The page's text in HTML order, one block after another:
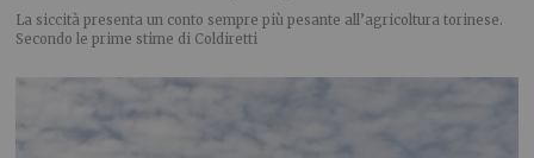
La siccità presenta un conto sempre più pesante all’agricoltura torinese.
Secondo le prime stime di Coldiretti